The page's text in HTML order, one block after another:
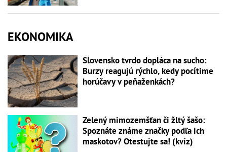
EKONOMIKA
Slovensko tvrdo dopláca na sucho:
Burzy reagujú rýchlo, kedy pocítime
horúčavy v peňaženkách?
Zelený mimozemšťan či žltý šašo:
Spoznáte známe značky podľa ich
maskotov? Otestujte sa! (kvíz)